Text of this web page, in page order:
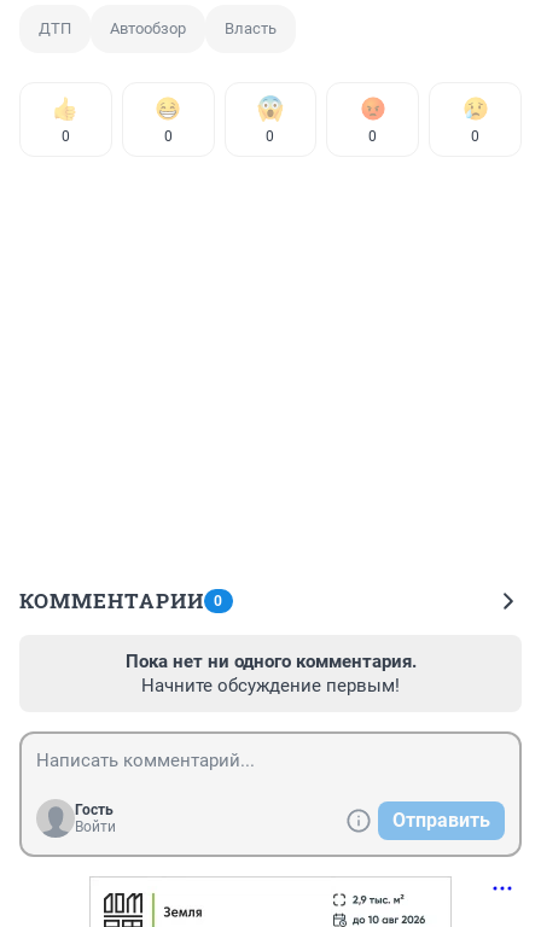
ДТП Автообзор Власть
0 0 0 0 0
КОММЕНТАРИИ 0
Пока нет ни одного комментария.
Начните обсуждение первым!
Гость
Войти
Отправить